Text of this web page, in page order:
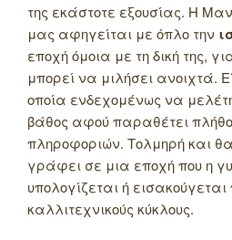
της εκάστοτε εξουσίας. Η
μας αφηγείται με όπλο την
εποχή όμοια με τη δική της,
μπορεί να μιλήσει ανοιχτά.
οποία ενδεχομένως να
βάθος αφού παραθέτει
πληροφοριών. Τολμηρή και
γράφει σε μια εποχή που η
υπολογίζεται ή
καλλιτεχνικούς κύκλους.